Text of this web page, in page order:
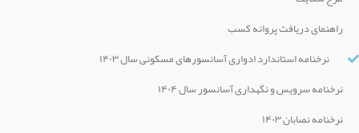
راهنمای دریافت پروانه کسب
نرخنامه استاندارد ادواری آسانسورهای مسکونی سال ۱۴۰۳
نرخنامه سرویس و نگهداری آسانسور سال ۱۴۰۴
نرخنامه نصابان ۱۴۰۳